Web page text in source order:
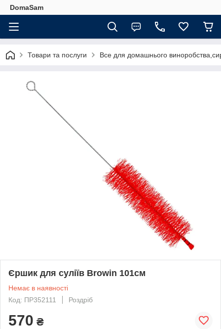
DomaSam
Товари та послуги Все для домашнього
Єршик для суліїв Browin 101см
Немає в наявності
Код: ПР352111
Роздріб
570 ₴